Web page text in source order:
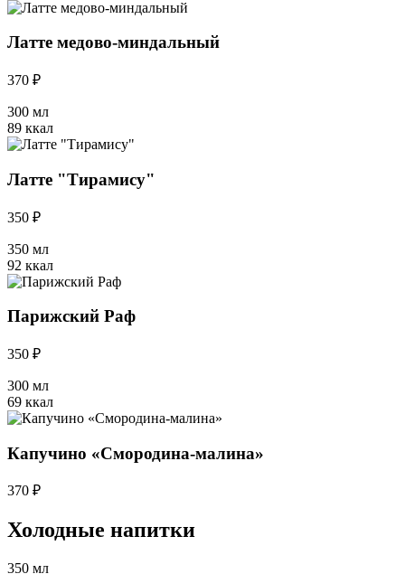
Латте медово-миндальный
370 ₽
300 мл
89 ккал
Латте "Тирамису"
350 ₽
350 мл
92 ккал
Парижский Раф
350 ₽
300 мл
69 ккал
Капучино «Смородина-малина»
370 ₽
Холодные напитки
350 мл